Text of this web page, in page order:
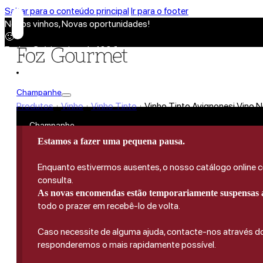
Saltar para o conteúdo principalIr para o footer
Novos vinhos, Novas oportunidades!
🙂
Envios Grátis acima de 100€
Novos vinhos, Novas oportunidades!
Envios Grátis acima de 100€
Novos vinhos, Novas oportunidades!
Champanhe
Champanhe
Vintage / Millésimé
Espumantes
Espumantes Rosé
Cava
Prosecco
Portugal
França
Itália
Espanha
Argentina
Chile
Vinho Branco
Vinho Tinto
Colheita Tardia
Sauternes
Vinho Biológico
Fortificados
Vinho do Porto
Porto 20 Anos
Porto 30 Anos
Vinho da Madeira
Madeira 10 Anos
Madeira 15 Anos
Espirituosas
Aguardente
Todos os Destilados
Produtos | Vinho | Vinho Tinto | Vinho Tinto Avignonesi Vino
Estamos a fazer uma pequena pausa.
Enquanto estivermos ausentes, o nosso catálogo online
consulta.
As novas encomendas estão temporariamente suspensas
todo o prazer em recebê-lo de volta.
Caso necessite de alguma ajuda, contacte-nos através
responderemos o mais rapidamente possível.